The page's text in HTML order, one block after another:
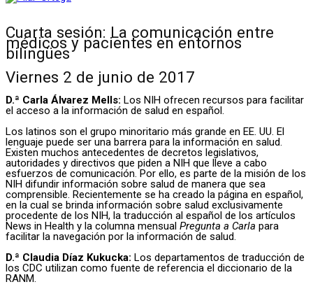
Cuarta sesión: La comunicación entre
médicos y pacientes en entornos
bilingües
Viernes 2 de junio de 2017
D.ª Carla Álvarez Mells: Los NIH ofrecen recursos para facilitar
el acceso a la información de salud en español.
Los latinos son el grupo minoritario más grande en EE. UU. El
lenguaje puede ser una barrera para la información en salud.
Existen muchos antecedentes de decretos legislativos,
autoridades y directivos que piden a NIH que lleve a cabo
esfuerzos de comunicación. Por ello, es parte de la misión de los
NIH difundir información sobre salud de manera que sea
comprensible. Recientemente se ha creado la página en español,
en la cual se brinda información sobre salud exclusivamente
procedente de los NIH, la traducción al español de los artículos
News in Health y la columna mensual Pregunta a Carla para
facilitar la navegación por la información de salud.
D.ª Claudia Díaz Kukucka: Los departamentos de traducción de
los CDC utilizan como fuente de referencia el diccionario de la
RANM.